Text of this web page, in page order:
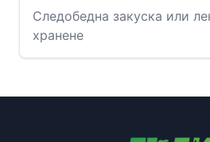
Следобедна закуска или
хранене